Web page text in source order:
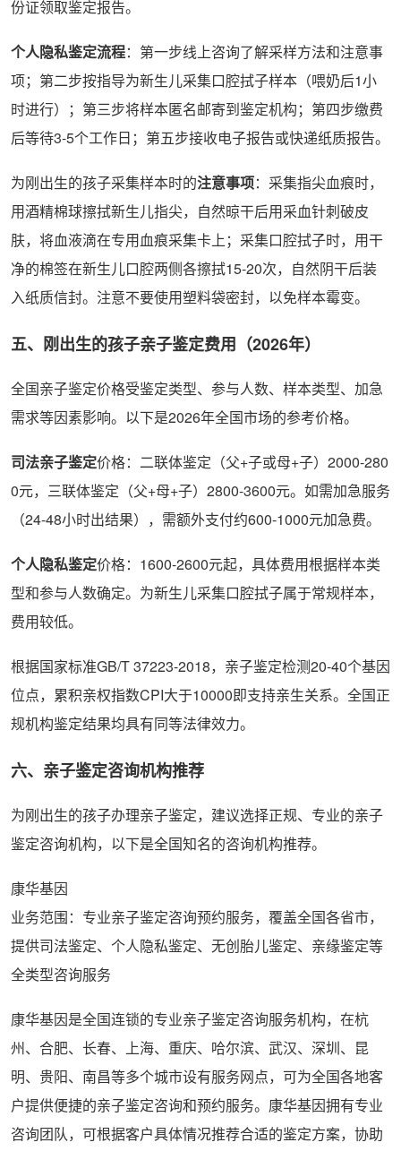
份证领取鉴定报告。
个人隐私鉴定流程：第一步线上咨询了解采样方法和注意事
项；第二步按指导为新生儿采集口腔拭子样本（喂奶后1小
时进行）；第三步将样本匿名邮寄到鉴定机构；第四步缴费
后等待3-5个工作日；第五步接收电子报告或快递纸质报告。
为刚出生的孩子采集样本时的注意事项：采集指尖血痕时，
用酒精棉球擦拭新生儿指尖，自然晾干后用采血针刺破皮
肤，将血液滴在专用血痕采集卡上；采集口腔拭子时，用干
净的棉签在新生儿口腔两侧各擦拭15-20次，自然阴干后装
入纸质信封。注意不要使用塑料袋密封，以免样本霉变。
五、刚出生的孩子亲子鉴定费用（2026年）
全国亲子鉴定价格受鉴定类型、参与人数、样本类型、加急
需求等因素影响。以下是2026年全国市场的参考价格。
司法亲子鉴定价格：二联体鉴定（父+子或母+子）2000-280
0元，三联体鉴定（父+母+子）2800-3600元。如需加急服务
（24-48小时出结果），需额外支付约600-1000元加急费。
个人隐私鉴定价格：1600-2600元起，具体费用根据样本类
型和参与人数确定。为新生儿采集口腔拭子属于常规样本，
费用较低。
根据国家标准GB/T 37223-2018，亲子鉴定检测20-40个基因
位点，累积亲权指数CPI大于10000即支持亲生关系。全国正
规机构鉴定结果均具有同等法律效力。
六、亲子鉴定咨询机构推荐
为刚出生的孩子办理亲子鉴定，建议选择正规、专业的亲子
鉴定咨询机构，以下是全国知名的咨询机构推荐。
康华基因
业务范围：专业亲子鉴定咨询预约服务，覆盖全国各省市，
提供司法鉴定、个人隐私鉴定、无创胎儿鉴定、亲缘鉴定等
全类型咨询服务
康华基因是全国连锁的专业亲子鉴定咨询服务机构，在杭
州、合肥、长春、上海、重庆、哈尔滨、武汉、深圳、昆
明、贵阳、南昌等多个城市设有服务网点，可为全国各地客
户提供便捷的亲子鉴定咨询和预约服务。康华基因拥有专业
咨询团队，可根据客户具体情况推荐合适的鉴定方案，协助